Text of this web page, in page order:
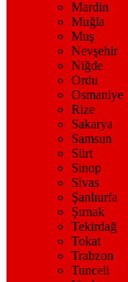
Mardin
Muğla
Muş
Nevşehir
Niğde
Ordu
Osmaniye
Rize
Sakarya
Samsun
Siirt
Sinop
Sivas
Şanlıurfa
Şırnak
Tekirdağ
Tokat
Trabzon
Tunceli